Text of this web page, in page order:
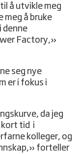
å utvikle meg
meg å bruke
denne
Factory,»
seg nye
er i fokus i
da jeg
tid i
kolleger, og
forteller